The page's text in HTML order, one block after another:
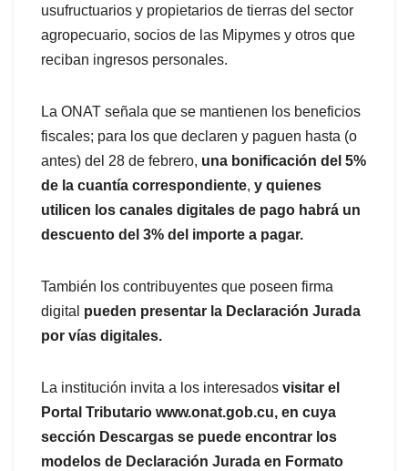
usufructuarios y propietarios de tierras del sector
agropecuario, socios de las Mipymes y otros que
reciban ingresos personales.
La ONAT señala que se mantienen los beneficios
fiscales; para los que declaren y paguen hasta (o
antes) del 28 de febrero, una bonificación del 5%
de la cuantía correspondiente, y quienes
utilicen los canales digitales de pago habrá un
descuento del 3% del importe a pagar.
También los contribuyentes que poseen firma
digital pueden presentar la Declaración Jurada
por vías digitales.
La institución invita a los interesados visitar el
Portal Tributario www.onat.gob.cu, en cuya
sección Descargas se puede encontrar los
modelos de Declaración Jurada en Formato